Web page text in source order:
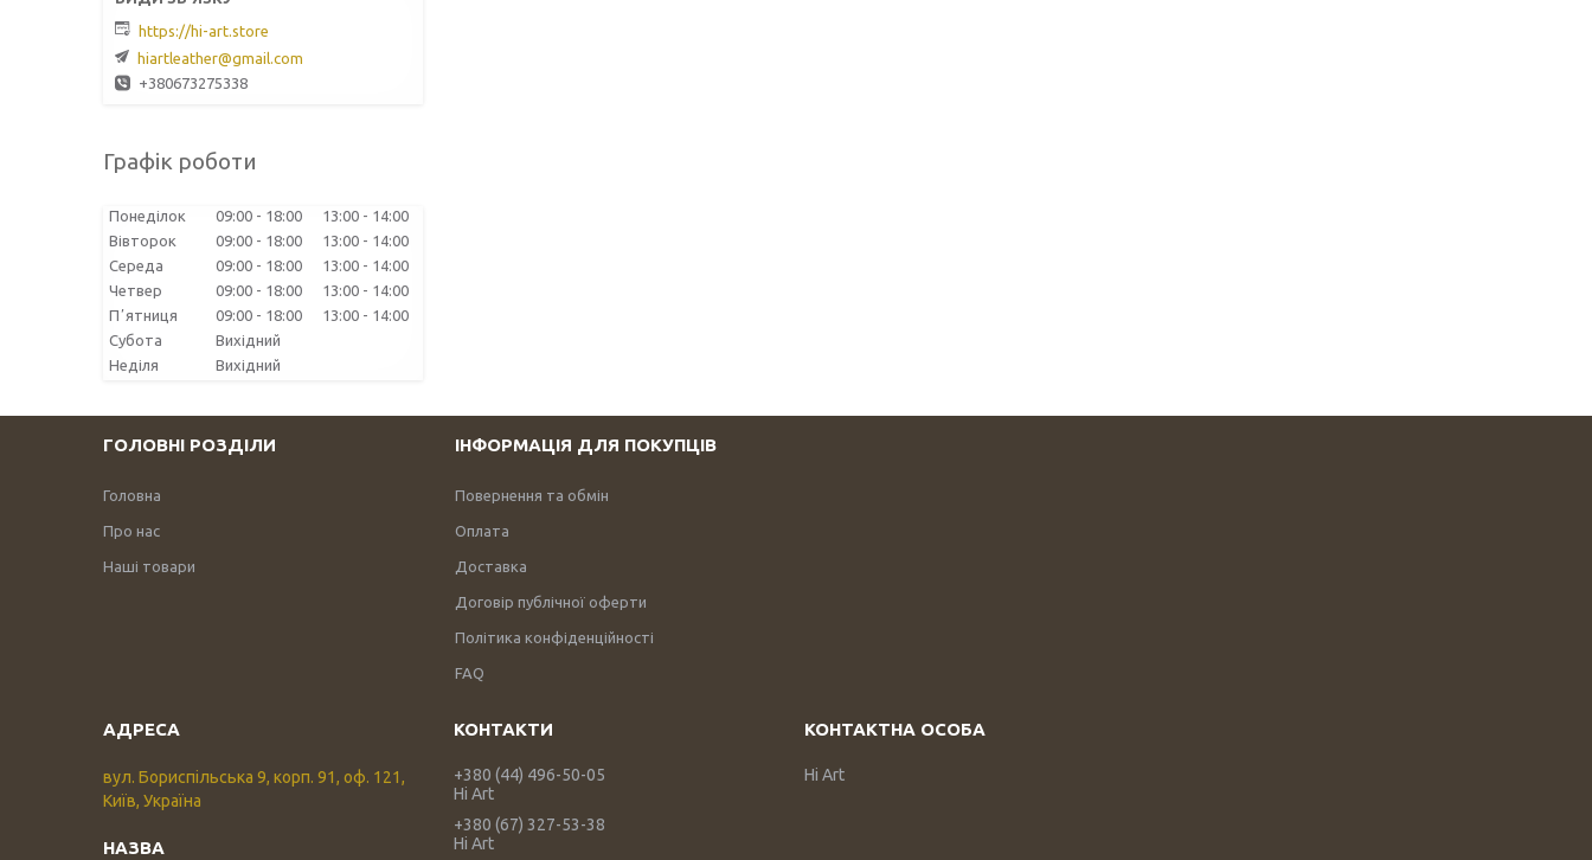
https://hi-art.store
hiartleather@gmail.com
+380673275338
Графік роботи
Понеділок 09:00 18:00 13:00
14:00
Вівторок
09:00 18:00 13:00
14:00
Середа
09:00 18:00 13:00
14:00
Четвер
09:00 18:00 13:00
14:00
Пʼятниця
09:00 18:00 13:00
14:00
Субота
Вихідний
Неділя
Вихідний
ГОЛОВНІ РОЗДІЛИ
Головна
Про нас
Наші товари
ІНФОРМАЦІЯ ДЛЯ ПОКУПЦІВ
Повернення та обмін
Оплата
Доставка
Договір публічної оферти
Політика конфіденційності
FAQ
вул. Бориспільська 9, корп. 91, оф. 121,
Київ, Україна
+380 (44) 496-50-05
Hi Art
+380 (67) 327-53-38
Hi Art
Hi Art